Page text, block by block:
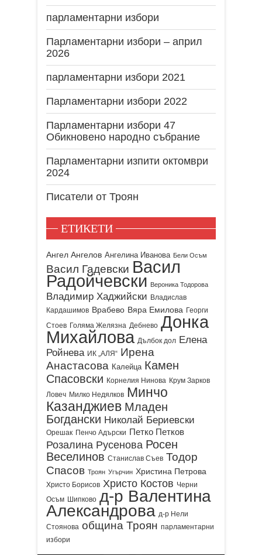
парламентарни избори
Парламентарни избори – април
2026
парламентарни избори 2021
Парламентарни избори 2022
Парламентарни избори 47
Обикновено народно събрание
Парламентарни изпити октомври
2024
Писатели от Троян
ЕТИКЕТИ
Ангел Ангелов Ангелина Иванова Бели Осъм
Васил Гадевски Васил
Радойчевски Вероника Тодорова
Владимир Хаджийски Владислав
Кардашимов Врабево Вяра Емилова Георги
Стоев Голяма Желязна Дебнево Донка
Михайлова Дълбок дол Елена
Ройнева ИК „АЛЯ“ Ирена
Анастасова Калейца Камен
Спасовски Корнелия Нинова Крум Зарков
Ловеч Милко Недялков Минчо
Казанджиев Младен
Богдански Николай Бериевски
Орешак Пенчо Адърски Петко Петков
Розалина Русенова Росен
Веселинов Станислав Съев Тодор
Спасов Троян Угърчин Христина Петрова
Христо Борисов Христо Костов Черни
Осъм
Шипково д-р Валентина
Александрова д-р Нели
Стоянова община Троян парламентарни
избори